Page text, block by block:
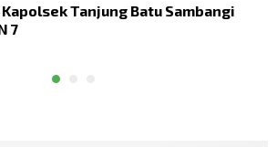
Tanjung Batu Sambangi
7